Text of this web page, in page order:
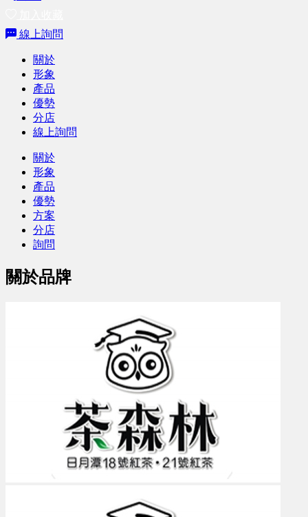
線上詢問
關於
形象
產品
優勢
分店
線上詢問
關於
形象
產品
優勢
方案
分店
詢問
關於品牌